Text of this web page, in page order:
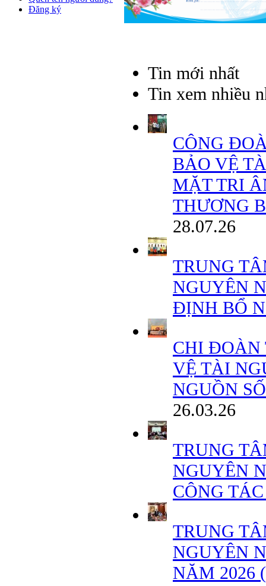
Đăng ký
Tin mới nhất
Tin xem nhiều
CÔNG
BẢO VỆ
MẶT TRI
THƯƠNG
28.07.26
TRUNG
NGUYÊN
ĐỊNH BỔ
CHI ĐOÀN
VỆ TÀI
NGUỒN
26.03.26
TRUNG
NGUYÊN
CÔNG
TRUNG
NGUYÊN
NĂM 2026